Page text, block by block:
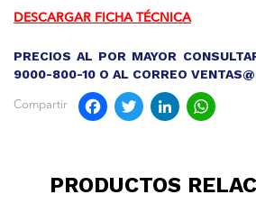
DESCARGAR FICHA TÉCNICA
PRECIOS AL POR MAYOR
9000-800-10 O AL CORREO
Compartir Facebook
Twitter
PRODUCTOS